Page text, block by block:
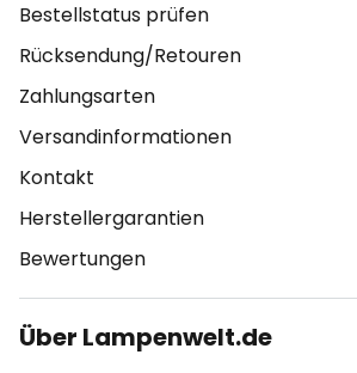
Bestellstatus prüfen
Rücksendung/Retouren
Zahlungsarten
Versandinformationen
Kontakt
Herstellergarantien
Bewertungen
Über Lampenwelt.de